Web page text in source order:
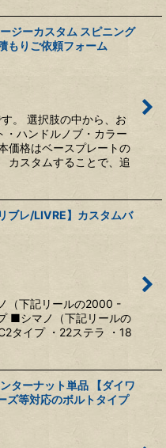
ジーカスタム スピニング
もりご依頼フォーム
。 選択肢の中から、お
・ハンドルノブ・カラー
価格はベースプレートの
カスタムすることで、追
ブレ/LIVRE】カスタムバ
（下記リールの2000 -
■シマノ（下記リールの
タイプ ・22ステラ ・18
ターナット単品 【ダイワ
ズ等対応のボルトタイプ